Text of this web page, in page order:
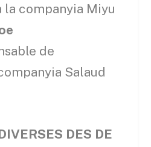
companyia Miyu
de
Salaud
DES DE